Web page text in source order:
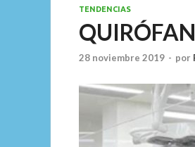
TENDENCIAS
28 noviembre 2019 - por